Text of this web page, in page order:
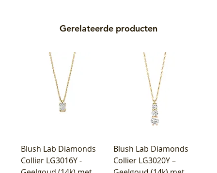
Gerelateerde producten
Blush Lab Diamonds
Collier LG3016Y -
Blush Lab Diamonds
Collier LG3020Y –